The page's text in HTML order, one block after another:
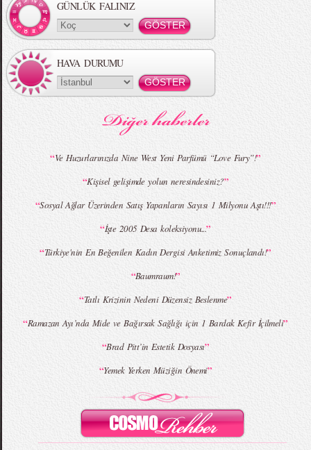
MBFWI - Gülçin Çengel 2015 Yaz
MBFWI - Zeynep Erdoğan 2015 Yaz
MBFWI - Giray Sepin 2015 Yaz Koleksiyonu MBFWI - Burçe Bekrek 2015 Yaz Koleksiyonu
GÜNLÜK FALINIZ
HAVA DURUMU
“Ve Huzurlarınızda Nine West Yeni Parfümü “Love Fury”!”
“Kişisel gelişimde yolun neresindesiniz?”
“Sosyal Ağlar Üzerinden Satış Yapanların Sayısı 1 Milyonu Aştı!!!”
“İşte 2005 Desa koleksiyonu...”
“Türkiye'nin En Beğenilen Kadın Dergisi Anketimiz Sonuçlandı!”
“Baumraum!”
“Tatlı Krizinin Nedeni Düzensiz Beslenme”
“Ramazan Ayı’nda Mide ve Bağırsak Sağlığı için 1 Bardak Kefir İçilmeli”
“Brad Pitt’in Estetik Dosyası”
“Yemek Yerken Müziğin Önemi”